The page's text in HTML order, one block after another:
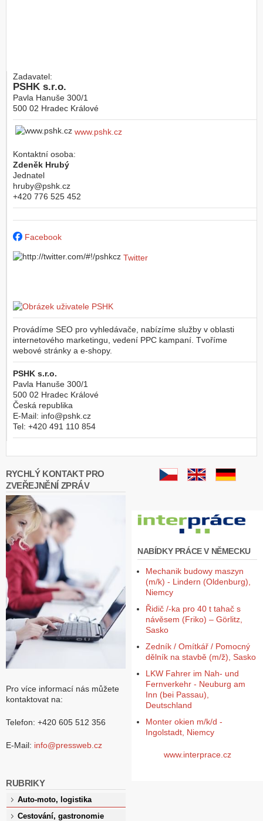
Zadavatel:
PSHK s.r.o.
Pavla Hanuše 300/1
500 02 Hradec Králové
www.pshk.cz
Kontaktní osoba:
Zdeněk Hrubý
Jednatel
hruby@pshk.cz
+420 776 525 452
Facebook
Twitter
Provádíme SEO pro vyhledávače, nabízíme služby v oblasti
internetového marketingu, vedení PPC kampaní. Tvoříme
webové stránky a e-shopy.
PSHK s.r.o.
Pavla Hanuše 300/1
500 02 Hradec Králové
Česká republika
E-Mail: info@pshk.cz
Tel: +420 491 110 854
RYCHLÝ KONTAKT PRO
ZVEŘEJNĚNÍ ZPRÁV
Pro více informací nás můžete
kontaktovat na:
Telefon: +420 605 512 356
E-Mail: info@pressweb.cz
RUBRIKY
Auto-moto, logistika
Cestování, gastronomie
NABÍDKY PRÁCE V NĚMECKU
Mechanik budowy maszyn
(m/k) - Lindern (Oldenburg),
Niemcy
Řidič /-ka pro 40 t tahač s
návěsem (Friko) – Görlitz,
Sasko
Zedník / Omítkář / Pomocný
dělník na stavbě (m/ž), Sasko
LKW Fahrer im Nah- und
Fernverkehr - Neuburg am
Inn (bei Passau),
Deutschland
Monter okien m/k/d -
Ingolstadt, Niemcy
www.interprace.cz